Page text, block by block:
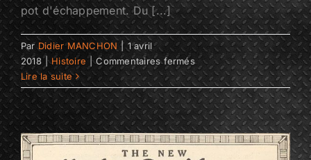
pot d'échappement. Du [...]
ParDidier MANCHON | 1 avril
2018 | Histoire | Commentaires ferméssur
Potato
Story
2
Lire la suite